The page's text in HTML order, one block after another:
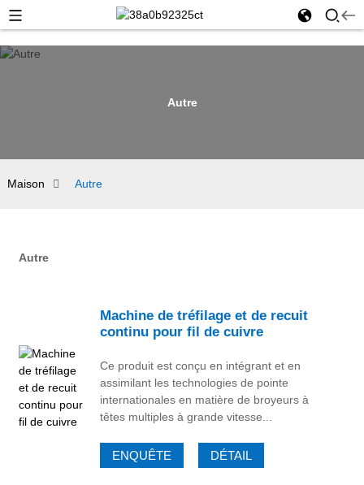
Autre
Maison Autre
Autre
Machine de tréfilage et de recuit
continu pour fil de cuivre
Ce produit est conçu en intégrant et en
assimilant les technologies de pointe
internationales en matière de broyeurs à
têtes multiples à grande vitesse...
ENQUÊTE DÉTAIL